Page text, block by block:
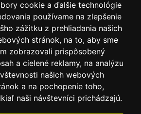
cookie a ďalšie technológie
používame na zlepšenie
zážitku z prehliadania našich
stránok, na to, aby sme
zobrazovali prispôsobený
a cielené reklamy, na analýzu
našich webových
a na pochopenie toho,
naši návštevníci prichádzajú.
DIČ: 2121076738
0911 955 646
s.r.o. Všetky práva vyhradené.
ak nie je uvedené inak, nesmie byť
prezentovaná bez výslovného súhlasu
prevádzkovateľa.
firiem a prezentovaných výrobkov